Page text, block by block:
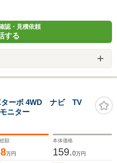
認・見積依頼
する
ターボ 4WD ナビ TV
ニター
額
万円
本体価格
159.0万円